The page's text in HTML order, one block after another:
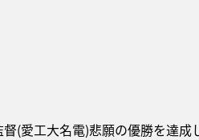
(愛工大名電)悲願の優勝を達